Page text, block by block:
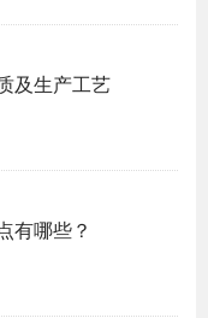
及生产工艺
有哪些？